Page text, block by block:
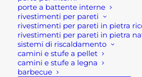
porte a battente interne
rivestimenti per pareti
rivestimenti per pareti in pietra
rivestimenti per pareti in pietra
sistemi di riscaldamento
camini e stufe a pellet
camini e stufe a legna
barbecue
essere
scelte
nella
pagina
del
prodotto
TAVOLO DA GIARDINO
LION
600,00 €
TAVOLO GIARDINO